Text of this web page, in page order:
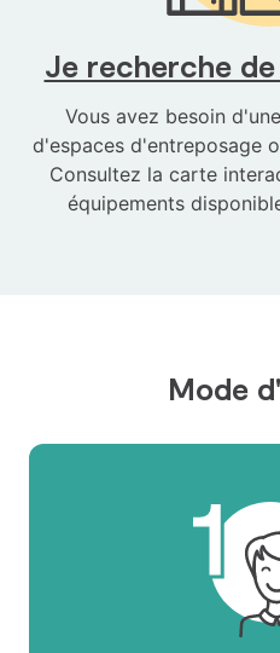
Je recherche
Vous avez besoin
d'espaces d'entreposage
Consultez la carte
équipements
Mode
1